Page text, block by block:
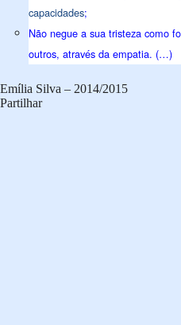
capacidades;
Não negue a sua tristeza como
outros, através da empatia. (…)
Emília Silva – 2014/2015
Partilhar